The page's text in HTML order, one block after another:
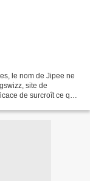
le nom de Jipee ne
site de
de surcroît ce qui